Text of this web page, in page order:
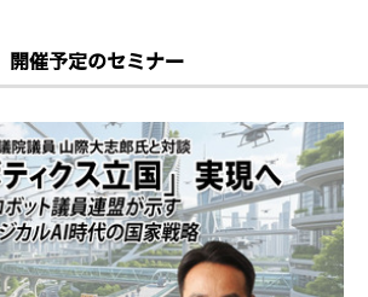
開催予定のセミナー